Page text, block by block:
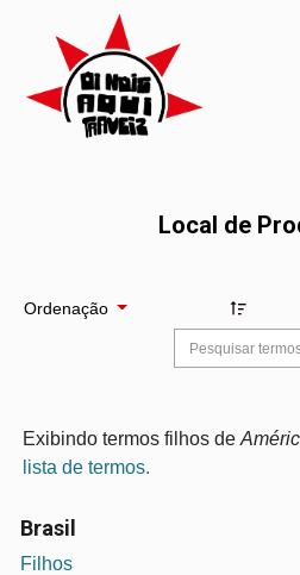
Local de
Ordenação
Exibindo termos filhos de
lista de termos.
Brasil
Filhos